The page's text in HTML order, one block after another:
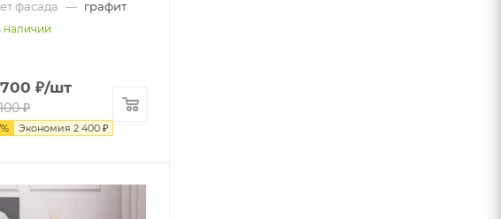
фасада — графит
наличии
700 ₽/шт
₽
% Экономия 2 400 ₽